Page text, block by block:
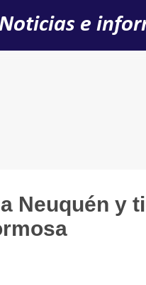
e
Neuquén y